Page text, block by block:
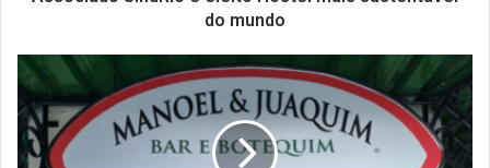
do mundo
Os
planos
de
Abílio
Fernandes